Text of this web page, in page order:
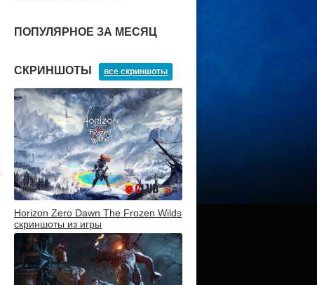
ПОПУЛЯРНОЕ ЗА МЕСЯЦ
СКРИНШОТЫ все скриншоты
Horizon Zero Dawn The Frozen Wilds
скриншоты из игры